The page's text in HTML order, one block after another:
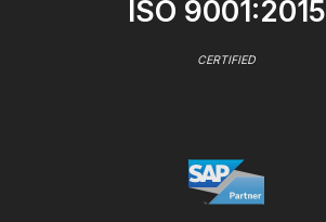
ISO 9001:2015
CERTIFIED